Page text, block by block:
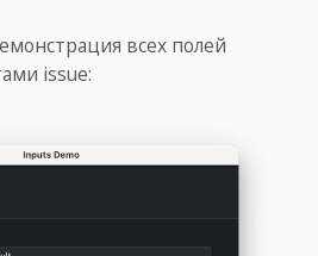
всех полей
issue: